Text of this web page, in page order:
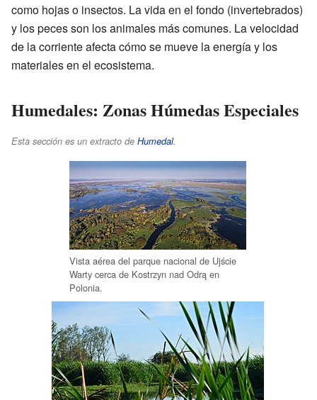
como hojas o insectos. La vida en el fondo (invertebrados)
y los peces son los animales más comunes. La velocidad
de la corriente afecta cómo se mueve la energía y los
materiales en el ecosistema.
Humedales: Zonas Húmedas Especiales
Esta sección es un extracto de Humedal.
Vista aérea del parque nacional de Ujście
Warty cerca de Kostrzyn nad Odrą en
Polonia.